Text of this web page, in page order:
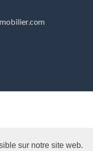
sur notre site web.